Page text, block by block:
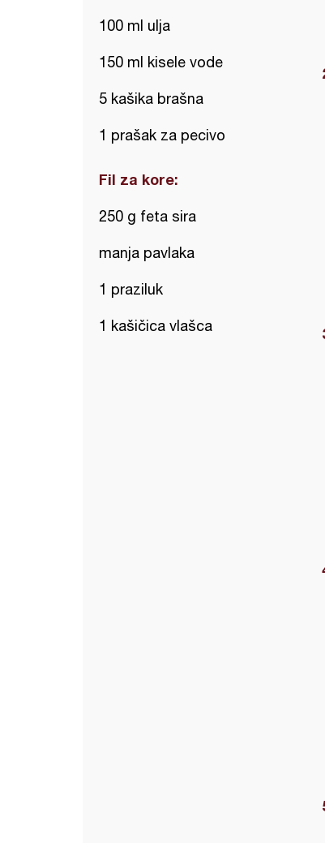
100 ml ulja
150 ml kisele vode
5 kašika brašna
1 prašak za pecivo
Fil za kore:
250 g feta sira
manja pavlaka
1 praziluk
1 kašičica vlašca